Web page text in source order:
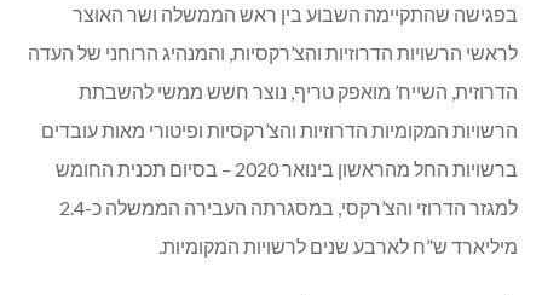
בפגישה שהתקיימה השבוע בין ראש הממשלה ושר האוצר
לראשי הרשויות הדרוזיות והצ’רקסיות, והמנהיג הרוחני של העדה
הדרוזית, השייח’ מואפק טריף, נוצר חשש ממשי להשבתת
הרשויות המקומיות הדרוזיות והצ’רקסיות ופיטורי מאות עובדים
ברשויות החל מהראשון בינואר 2020 – בסיום תכנית החומש
למגזר הדרוזי והצ’רקסי, במסגרתה העבירה הממשלה כ-2.4
מיליארד ש”ח לארבע שנים לרשויות המקומיות.